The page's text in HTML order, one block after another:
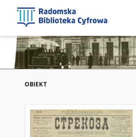
OBIEKT